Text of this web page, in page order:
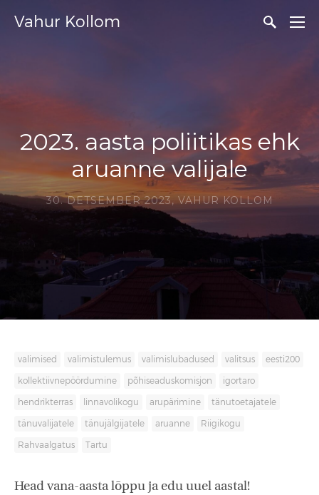
Vahur Kollom
2023. aasta poliitikas ehk
aruanne valijale
30. DETSEMBER 2023,VAHUR KOLLOM
valimised valimistulemus valimislubadused valitsus eesti200
kollektiivnepöördumine põhiseaduskomisjon igortaro
hendrikterras linnavolikogu arupärimine tänutoetajatele
tänuvalijatele tänujälgijatele aruanne Riigikogu
Rahvaalgatus Tartu
Head vana-aasta lõppu ja edu uuel aastal!